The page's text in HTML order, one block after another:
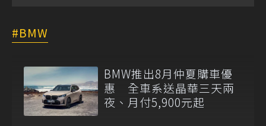
BMW
BMW推出8月仲夏購車優
惠 全車系送晶華三天兩
夜、月付5,900元起